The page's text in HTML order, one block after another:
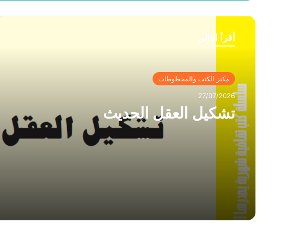
أقرأ التالي
مكنز الكتب والمخطوطات
27/07/2026
تشكيل العقل الحديث